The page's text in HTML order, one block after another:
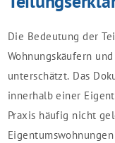
Die Bedeutung der
Wohnungskäufern
unterschätzt. Das
innerhalb einer
Praxis häufig nicht